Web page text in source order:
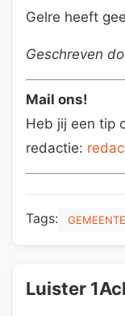
Gelre heeft
Geschreven
Mail ons!
Heb jij een tip
redactie:
Tags:
Luister